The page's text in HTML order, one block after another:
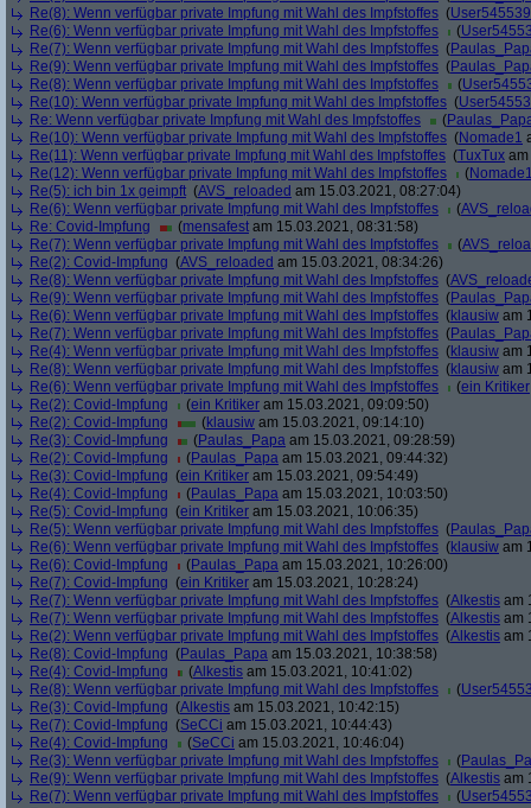
Re(8): Wenn verfügbar private Impfung mit Wahl des Impfstoffes (User545539
Re(6): Wenn verfügbar private Impfung mit Wahl des Impfstoffes
(
Re(7): Wenn verfügbar private Impfung mit Wahl des Impfstoffes (
Re(9): Wenn verfügbar private Impfung mit Wahl des Impfstoffes (
Re(8): Wenn verfügbar private Impfung mit Wahl des Impfstoffes
(
Re(10): Wenn verfügbar private Impfung mit Wahl des Impfstoffes (
Re: Wenn verfügbar private Impfung mit Wahl des Impfstoffes
(
Re(10): Wenn verfügbar private Impfung mit Wahl des Impfstoffes (Nomade1
Re(11): Wenn verfügbar private Impfung mit Wahl des Impfstoffes (TuxTux
Re(12): Wenn verfügbar private Impfung mit Wahl des Impfstoffes
(
Re(5): ich bin 1x geimpft (AVS_reloaded am 15.03.2021, 08:27:04)
Re(6): Wenn verfügbar private Impfung mit Wahl des Impfstoffes
(
Re: Covid-Impfung
(mensafest am 15.03.2021, 08:31:58)
Re(7): Wenn verfügbar private Impfung mit Wahl des Impfstoffes
(
Re(2): Covid-Impfung (AVS_reloaded am 15.03.2021, 08:34:26)
Re(8): Wenn verfügbar private Impfung mit Wahl des Impfstoffes (
Re(9): Wenn verfügbar private Impfung mit Wahl des Impfstoffes (
Re(6): Wenn verfügbar private Impfung mit Wahl des Impfstoffes (klausiw am
Re(7): Wenn verfügbar private Impfung mit Wahl des Impfstoffes (
Re(4): Wenn verfügbar private Impfung mit Wahl des Impfstoffes (klausiw am
Re(8): Wenn verfügbar private Impfung mit Wahl des Impfstoffes (klausiw am
Re(6): Wenn verfügbar private Impfung mit Wahl des Impfstoffes
(ein Kritiker
Re(2): Covid-Impfung
(ein Kritiker am 15.03.2021, 09:09:50)
Re(2): Covid-Impfung
(klausiw am 15.03.2021, 09:14:10)
Re(3): Covid-Impfung
(Paulas_Papa am 15.03.2021, 09:28:59)
Re(2): Covid-Impfung
(Paulas_Papa am 15.03.2021, 09:44:32)
Re(3): Covid-Impfung (ein Kritiker am 15.03.2021, 09:54:49)
Re(4): Covid-Impfung
(Paulas_Papa am 15.03.2021, 10:03:50)
Re(5): Covid-Impfung (ein Kritiker am 15.03.2021, 10:06:35)
Re(5): Wenn verfügbar private Impfung mit Wahl des Impfstoffes (
Re(6): Wenn verfügbar private Impfung mit Wahl des Impfstoffes (klausiw am
Re(6): Covid-Impfung
(Paulas_Papa am 15.03.2021, 10:26:00)
Re(7): Covid-Impfung (ein Kritiker am 15.03.2021, 10:28:24)
Re(7): Wenn verfügbar private Impfung mit Wahl des Impfstoffes (Alkestis am
Re(7): Wenn verfügbar private Impfung mit Wahl des Impfstoffes (Alkestis am
Re(2): Wenn verfügbar private Impfung mit Wahl des Impfstoffes (Alkestis am
Re(8): Covid-Impfung (Paulas_Papa am 15.03.2021, 10:38:58)
Re(4): Covid-Impfung
(Alkestis am 15.03.2021, 10:41:02)
Re(8): Wenn verfügbar private Impfung mit Wahl des Impfstoffes
(
Re(3): Covid-Impfung (Alkestis am 15.03.2021, 10:42:15)
Re(7): Covid-Impfung (SeCCi am 15.03.2021, 10:44:43)
Re(4): Covid-Impfung
(SeCCi am 15.03.2021, 10:46:04)
Re(3): Wenn verfügbar private Impfung mit Wahl des Impfstoffes
(
Re(9): Wenn verfügbar private Impfung mit Wahl des Impfstoffes (Alkestis am
Re(7): Wenn verfügbar private Impfung mit Wahl des Impfstoffes
(